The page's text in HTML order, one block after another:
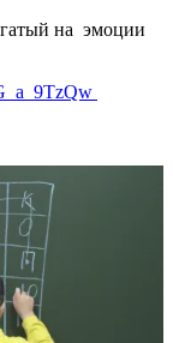
на эмоции